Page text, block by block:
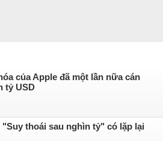
của Apple đã một lần nữa cán
tỷ USD
thoái sau nghìn tỷ" có lặp lại